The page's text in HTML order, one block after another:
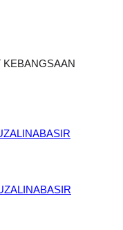
KEBANGSAAN